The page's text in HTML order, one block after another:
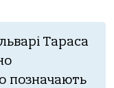
Тараса
позначають